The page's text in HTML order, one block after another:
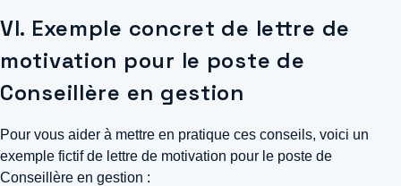
VI. Exemple concret de lettre de
motivation pour le poste de
Conseillère en gestion
Pour vous aider à mettre en pratique ces conseils, voici un
exemple fictif de lettre de motivation pour le poste de
Conseillère en gestion :